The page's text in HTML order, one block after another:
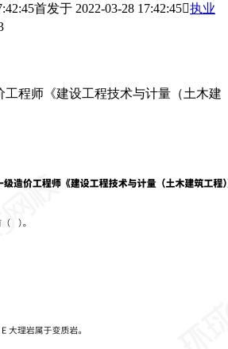
首发于 2022-03-28 17:42:45执业
工程师《建设工程技术与计量（土木建